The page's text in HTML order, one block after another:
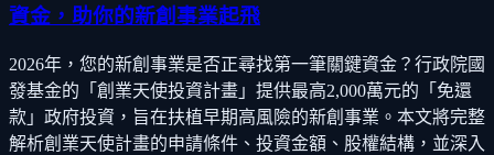
資金，助你的新創事業起飛
2026年，您的新創事業是否正尋找第一筆關鍵資金？行政院國
發基金的「創業天使投資計畫」提供最高2,000萬元的「免還
款」政府投資，旨在扶植早期高風險的新創事業。本文將完整
解析創業天使計畫的申請條件、投資金額、股權結構，並深入